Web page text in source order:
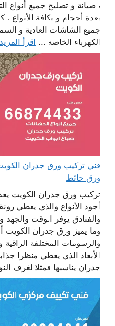
، صيانة و تصليح جميع أنواع
بعدة أحجام و بكافة الأنواع ،
جميع الشاشات العادية و
الكهرباء الخاصة ... اقرأ المزيد
ورق حائط
تركيب ورق جدران الكويت
أجود الأنواع والذي يعطي
والفنادق يوفر الوقت والجهد
وما يميز ورق جدران الكويت
والرسومات المختلفة الراقية
الأبعاد الذي يعطي منظرا
جدران يناسبها فمثلا لغرف